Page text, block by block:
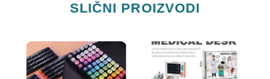
SLIČNI PROIZVODI